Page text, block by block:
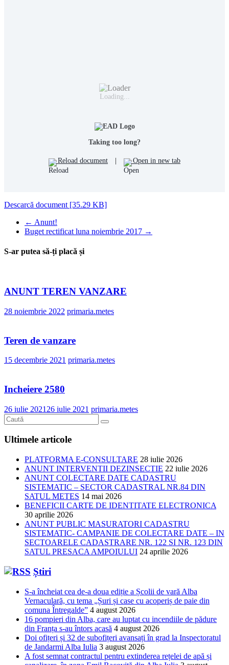
Loading...
Taking too long?
Reload document Open in new tab
Descarcă document [35.29 KB]
← Anunt!
Buget rectificat luna noiembrie 2017 →
S-ar putea să-ți placă și
ANUNT TEREN VANZARE
28 noiembrie 2022 primaria.metes
Teren de vanzare
15 decembrie 2021 primaria.metes
Incheiere 2580
26 iulie 2021 26 iulie 2021 primaria.metes
Ultimele articole
PLATFORMA E-CONSULTARE 28 iulie 2026
ANUNT INTERVENTII DEZINSECTIE 22 iulie 2026
ANUNT COLECTARE DATE CADASTRU
SISTEMATIC – SECTOR CADASTRAL NR.84 DIN
SATUL METES 14 mai 2026
BENEFICII CARTE DE IDENTITATE ELECTRONICA
30 aprilie 2026
ANUNT PUBLIC MASURATORI CADASTRU
SISTEMATIC- CAMPANIE DE COLECTARE DATE – IN
SECTOARELE CADASTRARE NR. 122 SI NR. 123 DIN
SATUL PRESACA AMPOIULUI 24 aprilie 2026
Știri
S-a încheiat cea de-a doua ediție a Școlii de vară Alba
Vernaculară, cu tema „Șuri și case cu acoperiș de paie din
comuna Întregalde” 4 august 2026
16 pompieri din Alba, care au luptat cu incendiile de pădure
din Franța s-au întors acasă 4 august 2026
Doi ofițeri și 32 de subofițeri avansați în grad la Inspectoratul
de Jandarmi Alba Iulia 3 august 2026
A fost semnat contractul pentru extinderea rețelei de apă și